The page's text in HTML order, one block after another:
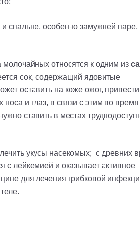
и спальне, особенно замужней паре,
относятся к одним из
сок, содержащий ядовитые
оставить на коже ожог, привести
и глаз, в связи с этим во
нужно ставить в местах
укусы насекомых; с древних
с лейкемией и оказывает активное
для лечения грибковой